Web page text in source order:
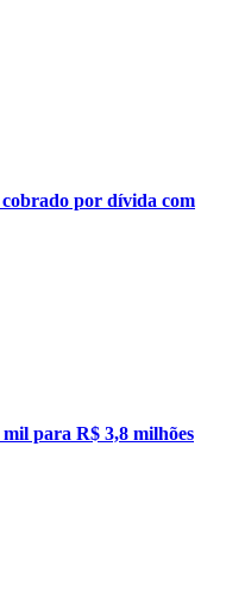
por dívida com
para R$ 3,8 milhões